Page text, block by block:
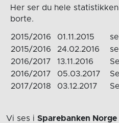
Her ser du hele
borte.
2015/2016 01.11.2015
2015/2016
24.02.2016
2016/2017
13.11.2016
2016/2017
05.03.2017
2017/2018
03.12.2017
Vi ses i Sparebanken Norge